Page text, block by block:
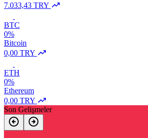
7.033,43 TRY
BTC
0%
Bitcoin
0,00 TRY
ETH
0%
Ethereum
0,00 TRY
Son Gelişmeler